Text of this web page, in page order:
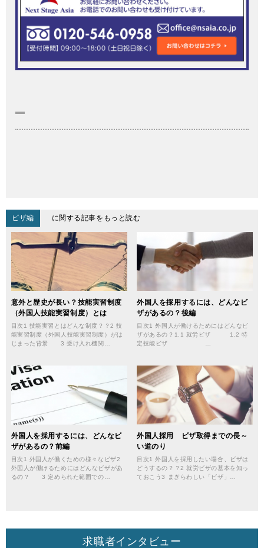
ビザ編 に関する記事をもっと読む
意外と歴史が長い？技能実習制度
（外国人技能実習制度）とは
目次1 技能実習とはどんな制度？？2 技
能実習制度（外国人技能実習制度）がは
じまった背景 3 受け入れ機関…
外国人を採用するには、どんなビ
ザがあるの？後編
目次1 外国人が働けるためにはどんなビ
ザがあるの？1.1 就労ビザ 1.2 特
定技能ビザ …
外国人を採用するには、どんなビ
ザがあるの？前編
目次1 外国人が働くための様々なビザ2
外国人が働けるためにはどんなビザがあ
るの？ 3 定められた範囲での…
外国人採用 ビザ取得までの長～
い道のり
目次1 外国人を採用したい場合、ビザは
どうするの？？2 就労ビザの基本を知っ
ておこう3 まぎらわしい「ビザ」…
求職者インタビュー